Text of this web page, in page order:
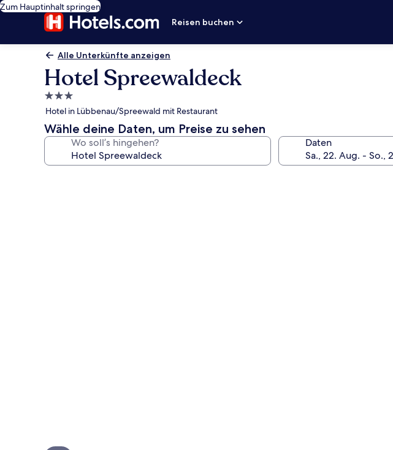
Zum Hauptinhalt springen
Reisen buchen
Alle Unterkünfte anzeigen
Hotel Spreewaldeck
3.0-
Sterne-
Unterkunft
Hotel in Lübbenau/Spreewald mit Restaurant
Wähle deine Daten, um Preise zu sehen
Wo soll’s hingehen? Daten